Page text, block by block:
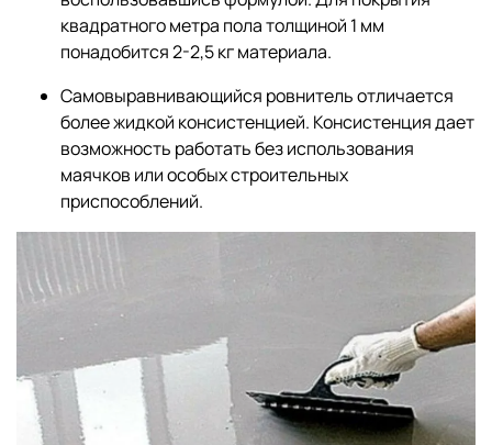
квадратного метра пола толщиной 1 мм
понадобится 2-2,5 кг материала.
Самовыравнивающийся ровнитель отличается
более жидкой консистенцией. Консистенция дает
возможность работать без использования
маячков или особых строительных
приспособлений.